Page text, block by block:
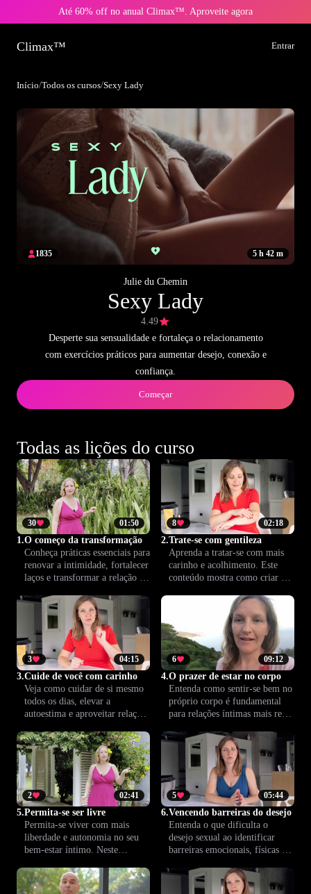
Até 60% off no anual Climax™. Aproveite agora
Climax™ Entrar
Início/Todos os cursos/Sexy Lady
5 h 42 m
1835
Julie du Chemin
Sexy Lady
4.49
Desperte sua sensualidade e fortaleça o relacionamento
com exercícios práticos para aumentar desejo, conexão e
confiança.
Começar
Todas as lições do curso
01:50
30
1.O começo da transformação
Conheça práticas essenciais para
renovar a intimidade, fortalecer
laços e transformar a relação do
caminhos concretos para uma
vida a dois mais conectada e
gratificante.
02:18
8
2.Trate-se com gentileza
Aprenda a tratar-se com mais
carinho e acolhimento. Este
conteúdo mostra como criar um
essencial para relações íntimas e
04:15
3
3.Cuide de você com carinho
Veja como cuidar de si mesmo
todos os dias, elevar a
autoestima e aproveitar relações
primeiro passo para uma vida
afetiva satisfatória. Seu bem-
estar começa por você.
09:12
6
4.O prazer de estar no corpo
Entenda como sentir-se bem no
próprio corpo é fundamental
para relações íntimas mais reais
práticas para aumentar a
autoconfiança, valorizar sua
individualidade e aproveitar o
prazer de forma autêntica.
02:41
2
5.Permita-se ser livre
Permita-se viver com mais
liberdade e autonomia no seu
bem-estar íntimo. Neste
romper limites internos e a
explorar uma vida amorosa
05:44
5
6.Vencendo barreiras do desejo
Entenda o que dificulta o
desejo sexual ao identificar
barreiras emocionais, físicas e
estratégias práticas para
reacender o prazer e fortalecer